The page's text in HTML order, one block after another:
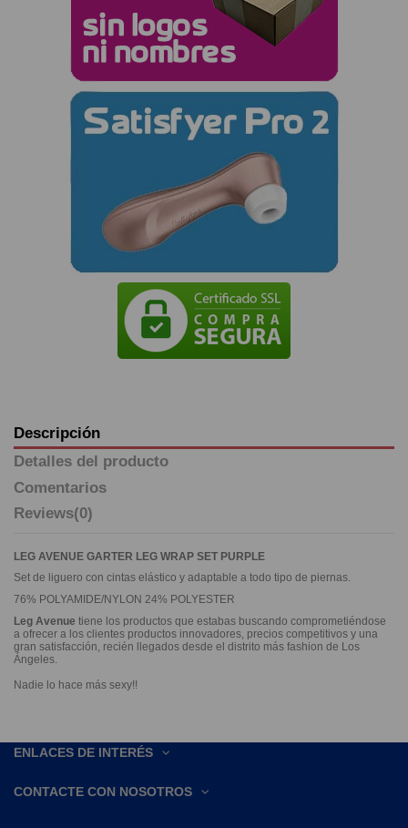
Descripción
Detalles del producto
Comentarios
Reviews(0)
LEG AVENUE GARTER LEG WRAP SET PURPLE
Set de liguero con cintas elástico y adaptable a todo tipo de piernas.
76% POLYAMIDE/NYLON 24% POLYESTER
Leg Avenue tiene los productos que estabas buscando comprometiéndose
a ofrecer a los clientes productos innovadores, precios competitivos y una
gran satisfacción, recién llegados desde el distrito más fashion de Los
Ángeles.
Nadie lo hace más sexy!!
ENLACES DE INTERÉS
CONTACTE CON NOSOTROS